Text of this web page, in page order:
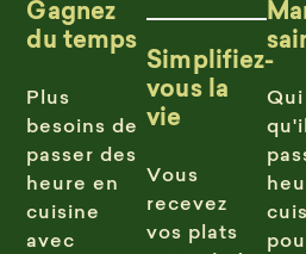
Gagnez
du temps
Plus
besoins de
passer des
heure en
cuisine
avec
Simplifiez-
vous la
vie
Vous
recevez
vos plats